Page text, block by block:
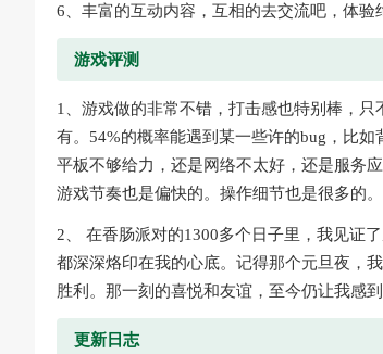
6、丰富的互动内容，互相的去交流吧，体
游戏评测
1、游戏做的非常不错，打击感也特别棒，
有。54%的概率能遇到某一些许的bug，比
平板不够给力，还是网络不太好，还是服务
游戏节奏也是偏快的。操作细节也是很多的。
2、 在香肠派对的1300多个日子里，我见证
都深深烙印在我的心底。记得那个元旦夜，
胜利。那一刻的喜悦和友谊，至今仍让我感到
更新日志